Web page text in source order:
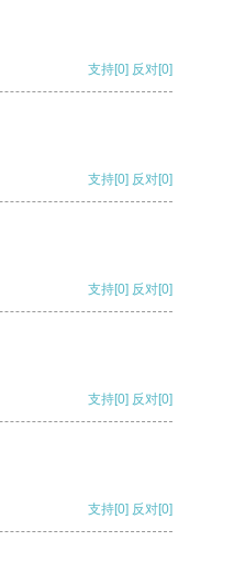
支持[0] 反对[0]
支持[0] 反对[0]
支持[0] 反对[0]
支持[0] 反对[0]
支持[0] 反对[0]